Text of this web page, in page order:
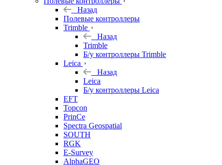
Назад
Полевые контроллеры
Trimble
Назад
Trimble
Б/у контроллеры Trimble
Leica
Назад
Leica
Б/у контроллеры Leica
EFT
Topcon
PrinCe
Spectra Geospatial
SOUTH
RGK
E-Survey
AlphaGEO